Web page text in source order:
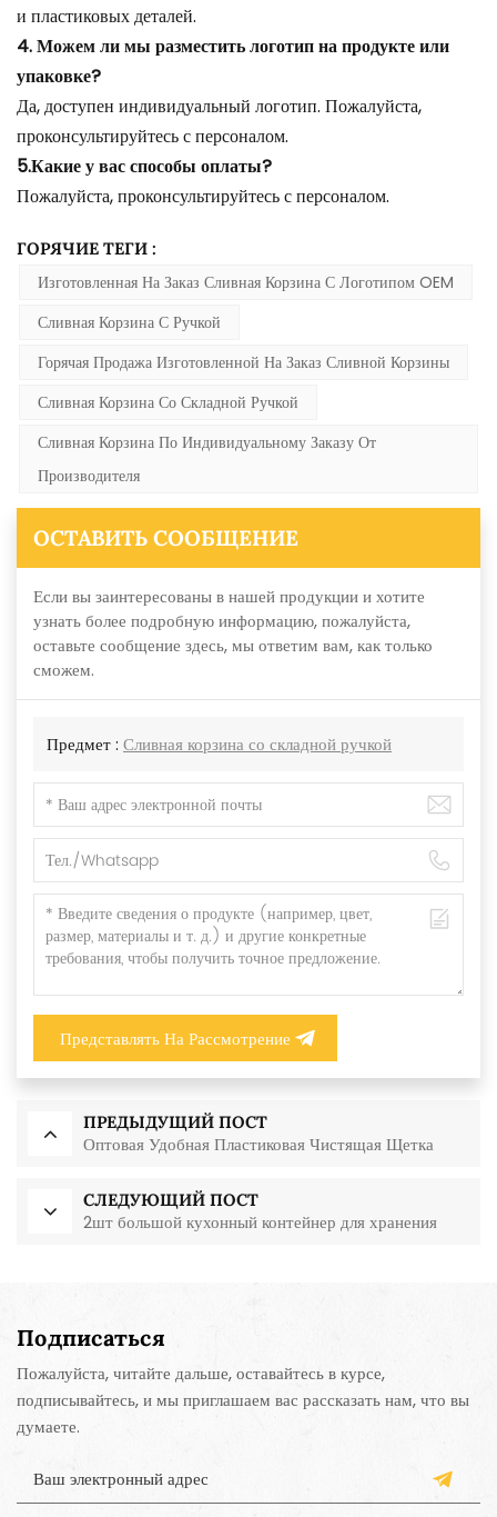
и пластиковых деталей.
4. Можем ли мы разместить логотип на продукте или
упаковке?
Да, доступен индивидуальный логотип. Пожалуйста,
проконсультируйтесь с персоналом.
5.Какие у вас способы оплаты?
Пожалуйста, проконсультируйтесь с персоналом.
ГОРЯЧИЕ ТЕГИ :
Изготовленная На Заказ Сливная Корзина С Логотипом OEM
Сливная Корзина С Ручкой
Горячая Продажа Изготовленной На Заказ Сливной Корзины
Сливная Корзина Со Складной Ручкой
Сливная Корзина По Индивидуальному Заказу От
Производителя
ОСТАВИТЬ СООБЩЕНИЕ
Если вы заинтересованы в нашей продукции и хотите
узнать более подробную информацию, пожалуйста,
оставьте сообщение здесь, мы ответим вам, как только
сможем.
Предмет : Сливная корзина со складной ручкой
Представлять На Рассмотрение
ПРЕДЫДУЩИЙ ПОСТ
Оптовая Удобная Пластиковая Чистящая Щетка
СЛЕДУЮЩИЙ ПОСТ
2шт большой кухонный контейнер для хранения
Подписаться
Пожалуйста, читайте дальше, оставайтесь в курсе,
подписывайтесь, и мы приглашаем вас рассказать нам, что вы
думаете.